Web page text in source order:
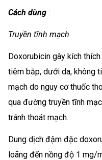
Cách dùng :
Truyền tĩnh mạch
Doxorubicin gây kích
tiêm bắp, dưới da, không
mạch do nguy cơ thuốc
qua đường truyền tĩnh
tránh thoát mạch.
Dung dịch đậm đặc
loãng đến nồng độ 1 mg/